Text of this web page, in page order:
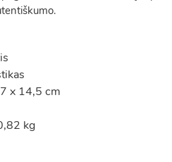
x 14,5 cm
kg